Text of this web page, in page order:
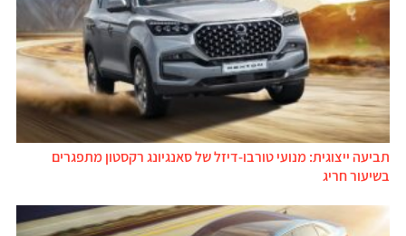
תביעה ייצוגית: מנועי טורבו-דיזל של סאנגיונג רקסטון מתפגרים
בשיעור חריג